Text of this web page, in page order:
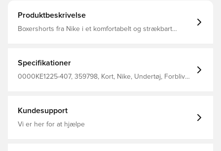
Produktbeskrivelse
Boxershorts fra Nike i et komfortabelt og strækbart
kroppen, så du altid holdes tør, komfortabel og fokuseret
Designet med et 4-vejs stretch, hvilket er med til at øge
fleksibiliteten Tætsiddende pasform 3-Pak Fremstillet i
Specifikationer
0000KE1225-407, 359798, Kort, Nike, Undertøj, Forbliv
Kundesupport
Vi er her for at hjælpe